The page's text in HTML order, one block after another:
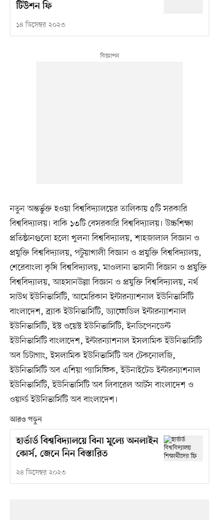
টিউশন ফি
১৪ ডিসেম্বর ২০২৩
নতুন অন্তর্ভুক্ত হওয়া বিশ্ববিদ্যালয়ের তালিকায় ৫টি সরকারি
বিশ্ববিদ্যালয়। বাকি ১৩টি বেসরকারি বিশ্ববিদ্যালয়। উচ্চশিক্ষা
প্রতিষ্ঠানগুলো হলো খুলনা বিশ্ববিদ্যালয়, শাহজালাল বিজ্ঞান ও
প্রযুক্তি বিশ্ববিদ্যালয়, পটুয়াখালী বিজ্ঞান ও প্রযুক্তি বিশ্ববিদ্যালয়,
শেরেবাংলা কৃষি বিশ্ববিদ্যালয়, মাওলানা ভাসানী বিজ্ঞান ও প্রযুক্তি
বিশ্ববিদ্যালয়, আহসানউল্লা বিজ্ঞান ও প্রযুক্তি বিশ্ববিদ্যালয়, নর্থ
সাউথ ইউনিভার্সিটি, আমেরিকান ইন্টারন্যাশনাল ইউনিভার্সিটি
বাংলাদেশ, ব্র্যাক ইউনিভার্সিটি, ড্যাফোডিল ইন্টারন্যাশনাল
ইউনিভার্সিটি, ইস্ট ওয়েস্ট ইউনিভার্সিটি, ইনডিপেনডেন্ট
ইউনিভার্সিটি বাংলাদেশ, ইন্টারন্যাশনাল ইসলামিক ইউনিভার্সিটি
অব চিটাগাং, ইসলামিক ইউনিভার্সিটি অব টেকনোলজি,
ইউনিভার্সিটি অব এশিয়া প্যাসিফিক, ইউনাইটেড ইন্টারন্যাশনাল
ইউনিভার্সিটি, ইউনিভার্সিটি অব লিবারেল আর্টস বাংলাদেশ ও
ওয়ার্ল্ড ইউনিভার্সিটি অব বাংলাদেশ।
আরও পড়ুন
হার্ভার্ড বিশ্ববিদ্যালয়ে বিনা মূল্যে অনলাইন
কোর্স, জেনে নিন বিস্তারিত
২৪ ডিসেম্বর ২০২৩